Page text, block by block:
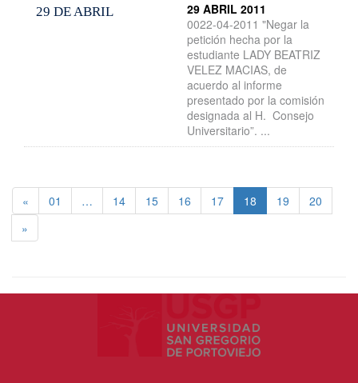
29 DE ABRIL
29 ABRIL 2011
0022-04-2011 "Negar la
petición hecha por la
estudiante LADY BEATRIZ
VELEZ MACIAS, de
acuerdo al informe
presentado por la comisión
designada al H. Consejo
Universitario”. ...
« 01 … 14 15 16 17 18 19
20
»